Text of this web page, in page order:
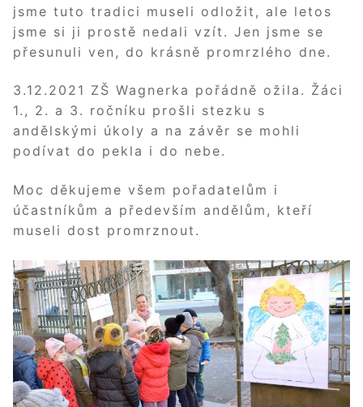
jsme tuto tradici museli odložit, ale letos
jsme si ji prostě nedali vzít. Jen jsme se
přesunuli ven, do krásně promrzlého dne.
3.12.2021 ZŠ Wagnerka pořádně ožila. Žáci
1., 2. a 3. ročníku prošli stezku s
andělskými úkoly a na závěr se mohli
podívat do pekla i do nebe.
Moc děkujeme všem pořadatelům i
účastníkům a především andělům, kteří
museli dost promrznout.